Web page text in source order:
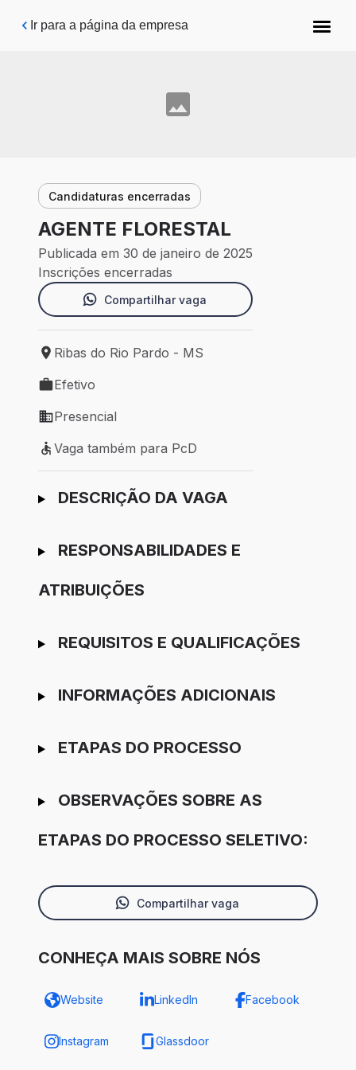
Pular para o conteúdo principal
Ir para a página da empresa
Candidaturas encerradas
AGENTE FLORESTAL
Publicada em 30 de janeiro de 2025
Inscrições encerradas
Compartilhar vaga
Local de trabalho: Ribas do Rio Pardo - MS
Ribas do Rio Pardo - MS
Tipo de vaga: Efetivo
Efetivo
Modelo de trabalho: Presencial
Presencial
Vaga também para PcD
Vaga também para PcD
Ir para candidatura
DESCRIÇÃO DA VAGA
RESPONSABILIDADES E
ATRIBUIÇÕES
REQUISITOS E QUALIFICAÇÕES
INFORMAÇÕES ADICIONAIS
ETAPAS DO PROCESSO
OBSERVAÇÕES SOBRE AS
ETAPAS DO PROCESSO SELETIVO:
Compartilhar vaga
CONHEÇA MAIS SOBRE NÓS
Website LinkedIn Facebook
Instagram Glassdoor